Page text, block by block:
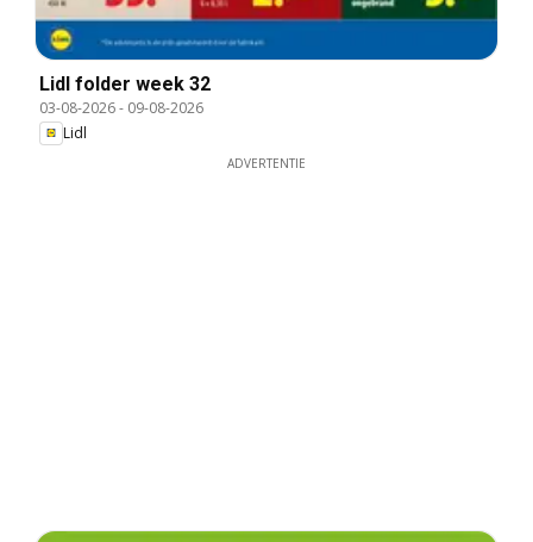
Lidl folder week 32
03-08-2026- 09-08-2026
Lidl
ADVERTENTIE